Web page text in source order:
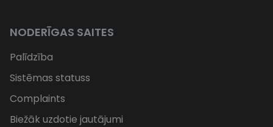
NODERĪGAS SAITES
Palīdzība
Sistēmas statuss
Complaints
Biežāk uzdotie jautājumi